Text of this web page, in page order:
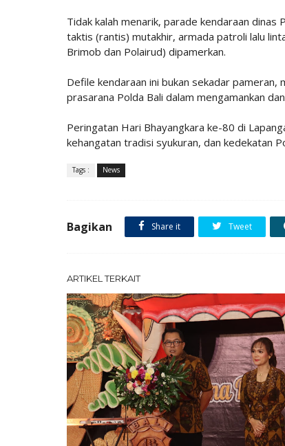
Tidak kalah menarik, parade kendaraan
taktis (rantis) mutakhir, armada patroli lalu
Brimob dan Polairud) dipamerkan.
Defile kendaraan ini bukan sekadar pameran,
prasarana Polda Bali dalam mengamankan
Peringatan Hari Bhayangkara ke-80 di
kehangatan tradisi syukuran, dan kedekatan
Tags : News
Bagikan Share it Tweet
ARTIKEL TERKAIT